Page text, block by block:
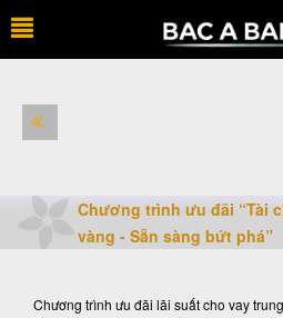
Chương trình ưu đãi “Tài
vàng - Sẵn sàng bứt phá”
Chương trình ưu đãi lãi suất cho vay